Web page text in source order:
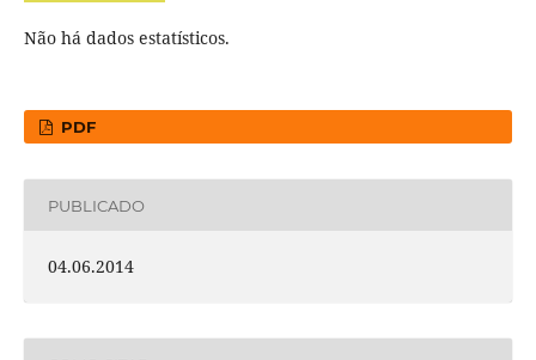
Não há dados estatísticos.
PDF
PUBLICADO
04.06.2014